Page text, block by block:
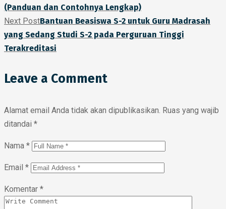
(Panduan dan Contohnya Lengkap)
Next PostBantuan Beasiswa S-2 untuk Guru Madrasah
yang Sedang Studi S-2 pada Perguruan Tinggi
Terakreditasi
Leave a Comment
Alamat email Anda tidak akan dipublikasikan. Ruas yang wajib
ditandai *
Nama *
Email *
Komentar *